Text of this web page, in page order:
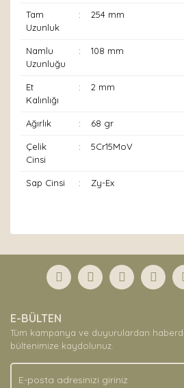
Tam
Uzunluk
: 254 mm
Namlu
Uzunluğu
: 108 mm
Et
Kalınlığı
: 2 mm
Ağırlık : 68 gr
Çelik
Cinsi
: 5Cr15MoV
Sap Cinsi : Zy-Ex
Yorum Yaz
formunu kullanarak tarafımıza
Görüş ve önerileriniz için teşekkür
Ürün açıklamasında eksik bilgiler
Ürün bilgilerinde hatalar bulunuyor.
Ürün fiyatı diğer sitelerden daha
Bu ürüne benzer farklı alternatifler
E-BÜLTEN
Tüm kampanya ve duyurulardan
bültenimize kaydolunuz.